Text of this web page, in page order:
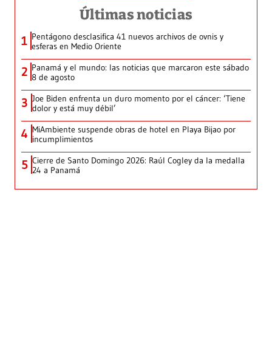
Últimas noticias
1 Pentágono desclasifica 41 nuevos archivos de ovnis y
esferas en Medio Oriente
2 Panamá y el mundo: las noticias que marcaron este sábado
8 de agosto
3 Joe Biden enfrenta un duro momento por el cáncer: ‘Tiene
dolor y está muy débil’
4 MiAmbiente suspende obras de hotel en Playa Bijao por
incumplimientos
5 Cierre de Santo Domingo 2026: Raúl Cogley da la medalla
24 a Panamá